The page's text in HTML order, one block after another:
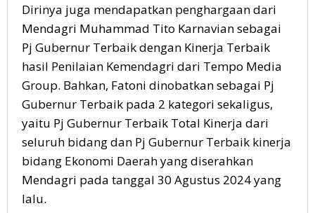
Dirinya juga mendapatkan penghargaan dari
Mendagri Muhammad Tito Karnavian sebagai
Pj Gubernur Terbaik dengan Kinerja Terbaik
hasil Penilaian Kemendagri dari Tempo Media
Group. Bahkan, Fatoni dinobatkan sebagai Pj
Gubernur Terbaik pada 2 kategori sekaligus,
yaitu Pj Gubernur Terbaik Total Kinerja dari
seluruh bidang dan Pj Gubernur Terbaik kinerja
bidang Ekonomi Daerah yang diserahkan
Mendagri pada tanggal 30 Agustus 2024 yang
lalu.